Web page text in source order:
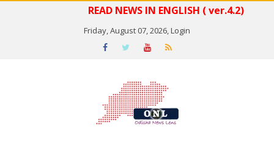
READ NEWS IN ENGLISH ( ver.4.2)
Friday, August 07, 2026,Login